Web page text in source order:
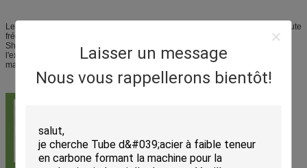
Laisser un message
Nous vous rappellerons bientôt!
Le vol →Forming de machine→ de classement par taille de welding→ d'à haute
fréquence de machine→ d'accumulateur de machine→ d'Uncoiler→
Shear&welding (cage) a vu que (froid a vu) le → s'épuiser table→straighten
l'extrémité de machine→ d'essai de machine→hydro faisant face à l'essai de
machine→UT machine→Marking→Painting→weight→packing